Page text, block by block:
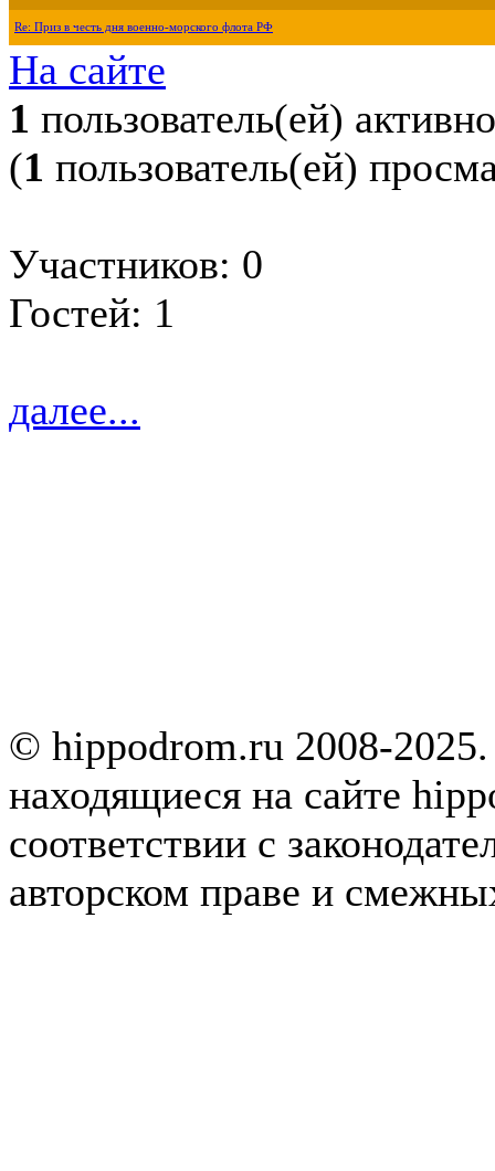
Re: Приз в честь дня военно-морского флота РФ
На сайте
1 пользователь(ей) активно
(1 пользователь(ей)
Участников: 0
Гостей: 1
далее...
© hippodrom.ru 2008-
находящиеся на сайте
соответствии с
авторском праве и